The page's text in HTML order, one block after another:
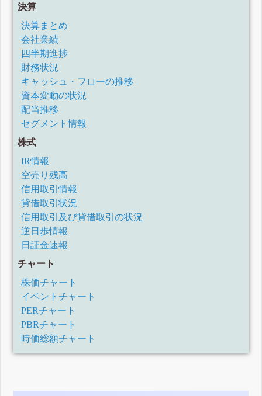
決算
決算まとめ
会社業績
四半期進捗
財務状況
キャッシュ・フローの推移
資本変動の状況
配当推移
セグメント情報
株式
IR情報
空売り残高
信用取引情報
貸借取引状況
信用取引及び貸借取引の状況
逆日歩情報
日証金速報
チャート
株価チャート
イベントチャート
PERチャート
PBRチャート
時価総額チャート